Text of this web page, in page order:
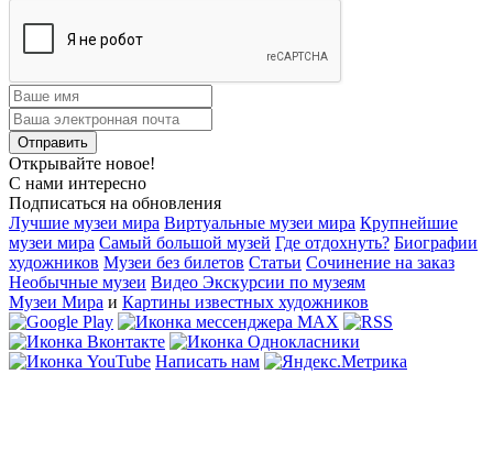
Открывайте новое!
С нами интересно
Подписаться на обновления
Лучшие музеи мира Виртуальные музеи мира Крупнейшие
музеи мира Самый большой музей Где отдохнуть? Биографии
художников Музеи без билетов Статьи Сочинение на заказ
Необычные музеи Видео Экскурсии по музеям
Музеи Мира и Картины известных художников
Написать нам